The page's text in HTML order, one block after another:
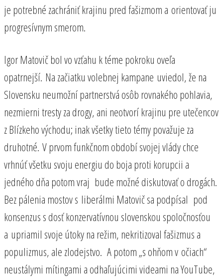
je potrebné zachrániť krajinu pred fašizmom a orientovať ju
progresívnym smerom.
Igor Matovič bol vo vzťahu k téme pokroku oveľa
opatrnejší. Na začiatku volebnej kampane uviedol, že na
Slovensku neumožní partnerstvá osôb rovnakého pohlavia,
nezmierni tresty za drogy, ani neotvorí krajinu pre utečencov
z Blízkeho východu; inak všetky tieto témy považuje za
druhotné. V prvom funkčnom období svojej vlády chce
vrhnúť všetku svoju energiu do boja proti korupcii a
jedného dňa potom vraj bude možné diskutovať o drogách.
Bez pálenia mostov s liberálmi Matovič sa podpísal pod
konsenzus s dosť konzervatívnou slovenskou spoločnosťou
a upriamil svoje útoky na režim, nekritizoval fašizmus a
populizmus, ale zlodejstvo. A potom „s ohňom v očiach“
neustálymi mítingami a odhaľujúcimi videami na YouTube,